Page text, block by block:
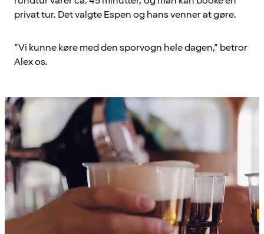
privat tur. Det valgte Espen og hans venner at gøre.
"Vi kunne køre med den sporvogn hele dagen," betror
Alex os.